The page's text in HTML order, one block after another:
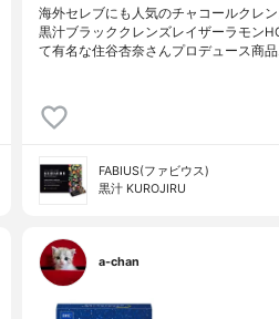
海外セレブにも人気のチャコールクレン
黒汁ブラッククレンズ レイザーラモン
て有名な 住谷杏奈さんプロデュース商
FABIUS(ファビウス)
黒汁 KUROJIRU
a-chan